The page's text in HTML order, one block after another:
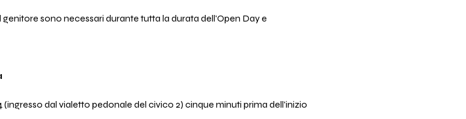
sono necessari durante tutta la durata dell'Open Day e
(ingresso dal vialetto pedonale del civico 2) cinque minuti prima dell'inizio